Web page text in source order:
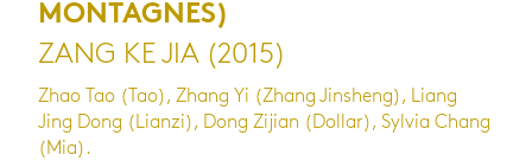
MONTAGNES)
ZANG KE JIA (2015)
Zhao Tao (Tao), Zhang Yi (Zhang Jinsheng), Liang
Jing Dong (Lianzi), Dong Zijian (Dollar), Sylvia Chang
(Mia).